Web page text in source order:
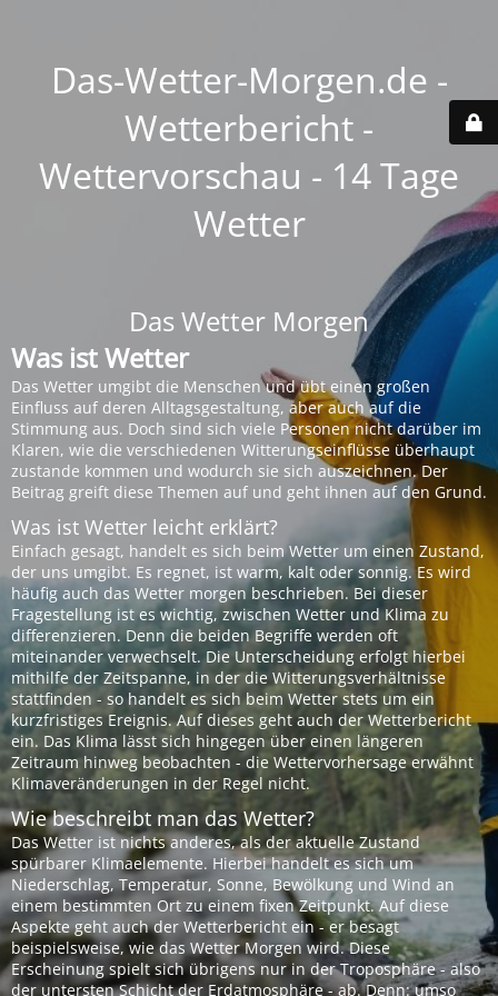
Das-Wetter-Morgen.de -
Wetterbericht -
Wettervorschau - 14 Tage
Wetter
Das Wetter Morgen
Was ist Wetter
Das Wetter umgibt die Menschen und übt einen großen
Einfluss auf deren Alltagsgestaltung, aber auch auf die
Stimmung aus. Doch sind sich viele Personen nicht darüber im
Klaren, wie die verschiedenen Witterungseinflüsse überhaupt
zustande kommen und wodurch sie sich auszeichnen. Der
Beitrag greift diese Themen auf und geht ihnen auf den Grund.
Was ist Wetter leicht erklärt?
Einfach gesagt, handelt es sich beim Wetter um einen Zustand,
der uns umgibt. Es regnet, ist warm, kalt oder sonnig. Es wird
häufig auch das Wetter morgen beschrieben. Bei dieser
Fragestellung ist es wichtig, zwischen Wetter und Klima zu
differenzieren. Denn die beiden Begriffe werden oft
miteinander verwechselt. Die Unterscheidung erfolgt hierbei
mithilfe der Zeitspanne, in der die Witterungsverhältnisse
stattfinden - so handelt es sich beim Wetter stets um ein
kurzfristiges Ereignis. Auf dieses geht auch der Wetterbericht
ein. Das Klima lässt sich hingegen über einen längeren
Zeitraum hinweg beobachten - die Wettervorhersage erwähnt
Klimaveränderungen in der Regel nicht.
Wie beschreibt man das Wetter?
Das Wetter ist nichts anderes, als der aktuelle Zustand
spürbarer Klimaelemente. Hierbei handelt es sich um
Niederschlag, Temperatur, Sonne, Bewölkung und Wind an
einem bestimmten Ort zu einem fixen Zeitpunkt. Auf diese
Aspekte geht auch der Wetterbericht ein - er besagt
beispielsweise, wie das Wetter Morgen wird. Diese
Erscheinung spielt sich übrigens nur in der Troposphäre - also
der untersten Schicht der Erdatmosphäre - ab. Denn: umso